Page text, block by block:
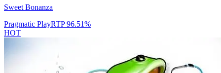
Sweet Bonanza
Pragmatic PlayRTP96.51%
HOT